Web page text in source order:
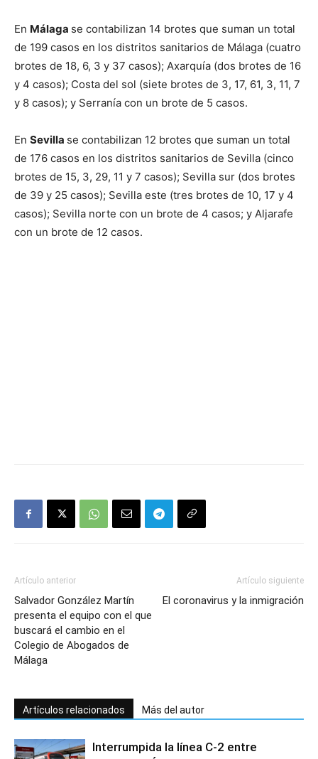
En Málaga se contabilizan 14 brotes que suman un total
de 199 casos en los distritos sanitarios de Málaga (cuatro
brotes de 18, 6, 3 y 37 casos); Axarquía (dos brotes de 16
y 4 casos); Costa del sol (siete brotes de 3, 17, 61, 3, 11, 7
y 8 casos); y Serranía con un brote de 5 casos.
En Sevilla se contabilizan 12 brotes que suman un total
de 176 casos en los distritos sanitarios de Sevilla (cinco
brotes de 15, 3, 29, 11 y 7 casos); Sevilla sur (dos brotes
de 39 y 25 casos); Sevilla este (tres brotes de 10, 17 y 4
casos); Sevilla norte con un brote de 4 casos; y Aljarafe
con un brote de 12 casos.
Artículo anterior
Salvador González Martín
presenta el equipo con el que
buscará el cambio en el
Colegio de Abogados de
Málaga
Artículo siguiente
El coronavirus y la inmigración
Artículos relacionados Más del autor
Interrumpida la línea C-2 entre